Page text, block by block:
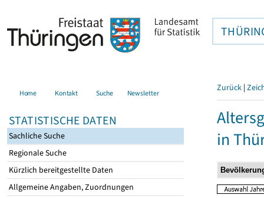
Home Kontakt Suche Newsletter
STATISTISCHE DATEN
Sachliche Suche
Regionale Suche
Kürzlich bereitgestellte Daten
Allgemeine Angaben, Zuordnungen
Zurück |
in